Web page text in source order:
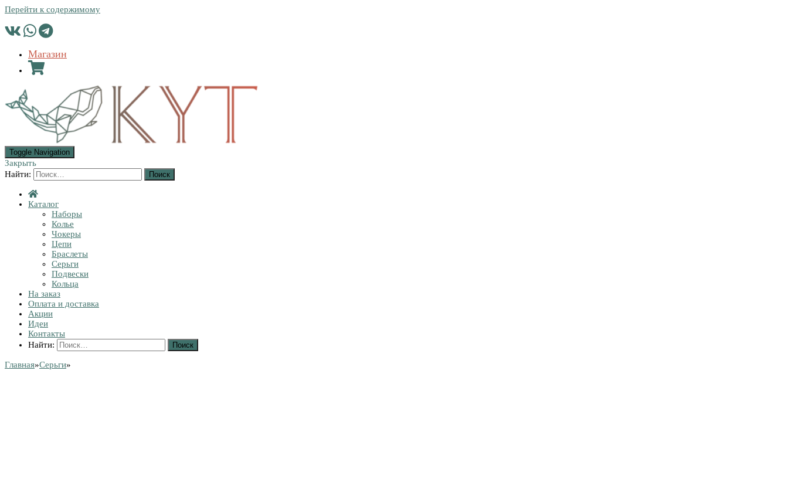
Перейти к содержимому
Магазин
Toggle Navigation
Закрыть
Найти:
Каталог
Наборы
Колье
Чокеры
Цепи
Браслеты
Серьги
Подвески
Кольца
На заказ
Оплата и доставка
Акции
Идеи
Контакты
Найти:
Главная»Серьги»